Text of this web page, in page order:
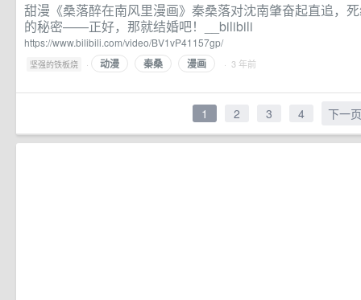
甜漫《桑落醉在南风里漫画》秦桑落对沈南肇奋起直追，
的秘密——正好，那就结婚吧！__bilibili
https://www.bilibili.com/video/BV1vP41157gp/
坚强的铁板烧 · 动漫 秦桑 漫画 · 3 年前
1 2 3 4 下一页